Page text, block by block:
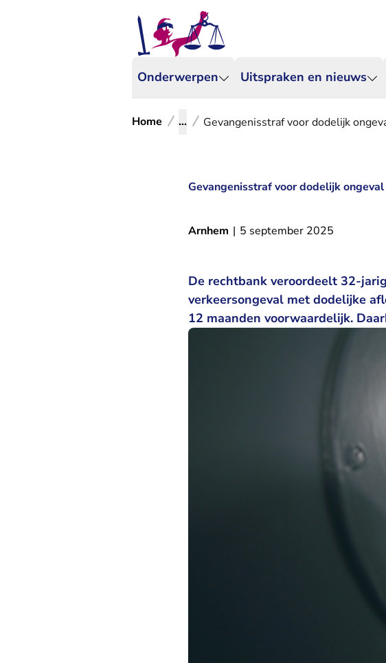
Onderwerpen Uitspraken en nieuws
Home ... Gevangenisstraf voor dodelijk
Gevangenisstraf voor dodelijk
Arnhem | 5 september 2025
De rechtbank veroordeelt 32-
verkeersongeval met dodelijke
12 maanden voorwaardelijk.